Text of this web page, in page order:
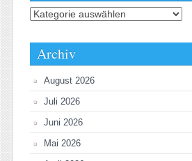
Kategorien
Archiv
August 2026
Juli 2026
Juni 2026
Mai 2026